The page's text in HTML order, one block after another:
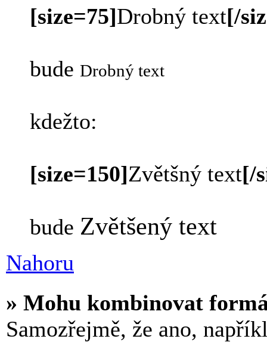
[size=75]Drobný text[/
bude Drobný text
kdežto:
[size=150]Zvětšný text[/
bude Zvětšený text
Nahoru
» Mohu kombinovat
Samozřejmě, že ano,